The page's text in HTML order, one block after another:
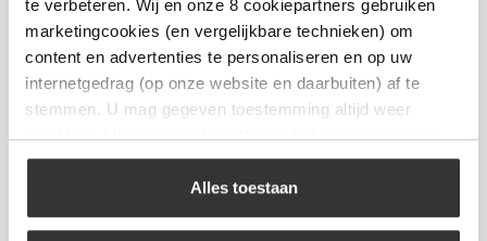
te verbeteren. Wij en onze 8 cookiepartners gebruiken
marketingcookies (en vergelijkbare technieken) om
content en advertenties te personaliseren en op uw
internetgedrag (op onze website en daarbuiten) af te
stemmen. U mag gegeven toestemming altijd weer
intrekken. Voor meer informatie en het aanpassen van
uw keuze op onze website verwijzen wij u naar ons
Alles toestaan
Foker 1-Pits Kookbrander
€20,99
Bekijk